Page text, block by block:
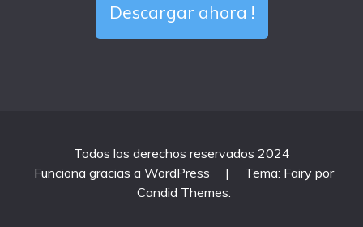
Descargar ahora !
Todos los derechos reservados 2024
Funciona gracias a WordPress
|
Tema: Fairy por
Candid Themes